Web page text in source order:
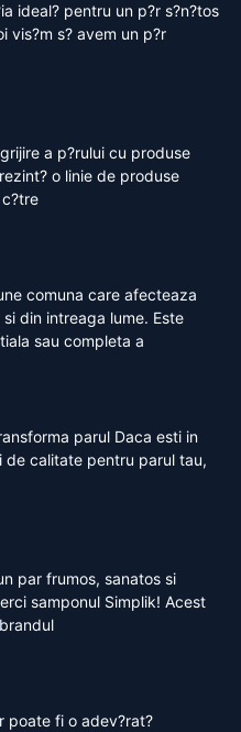
ideal? pentru un p?r s?n?tos
vis?m s? avem un p?r
a p?rului cu produse
o linie de produse
comuna care afecteaza
din intreaga lume. Este
sau completa a
parul Daca esti in
de calitate pentru parul tau,
par frumos, sanatos si
samponul Simplik! Acest
poate fi o adev?rat?